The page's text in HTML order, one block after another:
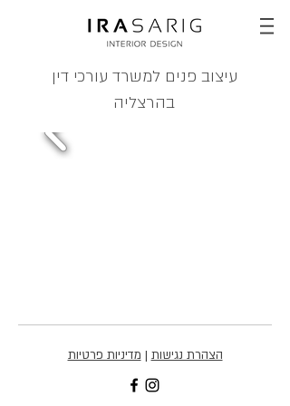
עיצוב פנים למשרד עורכי דין
בהרצליה
הצהרת נגישות | מדיניות פרטיות